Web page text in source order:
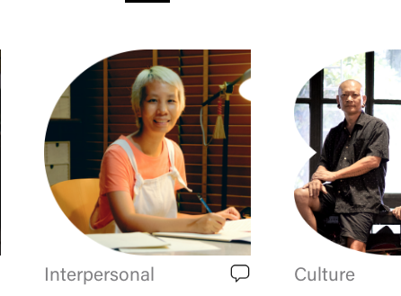
Interpersonal Culture